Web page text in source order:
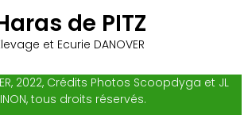
de PITZ
et Ecurie DANOVER
2022, Crédits Photos Scoopdyga et JL
tous droits réservés.